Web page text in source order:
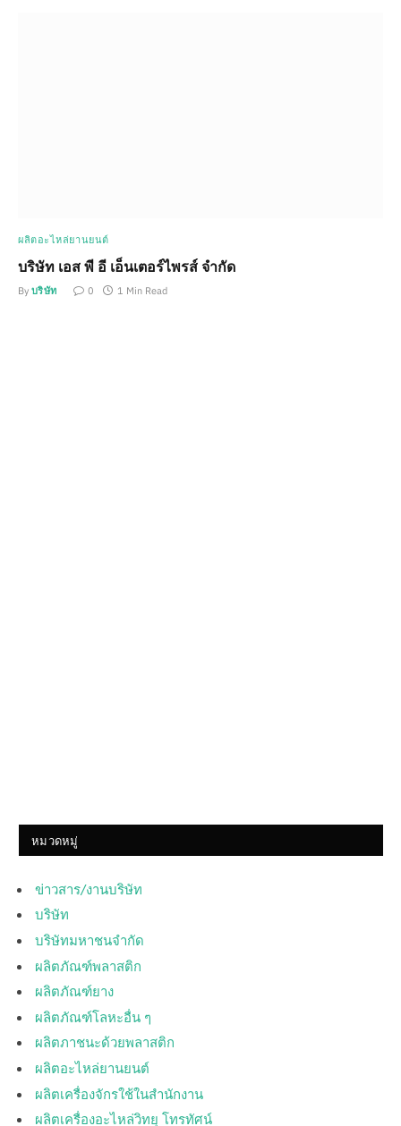
ผลิตอะไหล่ยานยนต์
บริษัท เอส พี อี เอ็นเตอร์ไพรส์ จำกัด
By บริษัท 0 1 Min Read
หมวดหมู่
ข่าวสาร/งานบริษัท
บริษัท
บริษัทมหาชนจำกัด
ผลิตภัณฑ์พลาสติก
ผลิตภัณฑ์ยาง
ผลิตภัณฑ์โลหะอื่น ๆ
ผลิตภาชนะด้วยพลาสติก
ผลิตอะไหล่ยานยนต์
ผลิตเครื่องจักรใช้ในสำนักงาน
ผลิตเครื่องอะไหล่วิทยุ โทรทัศน์